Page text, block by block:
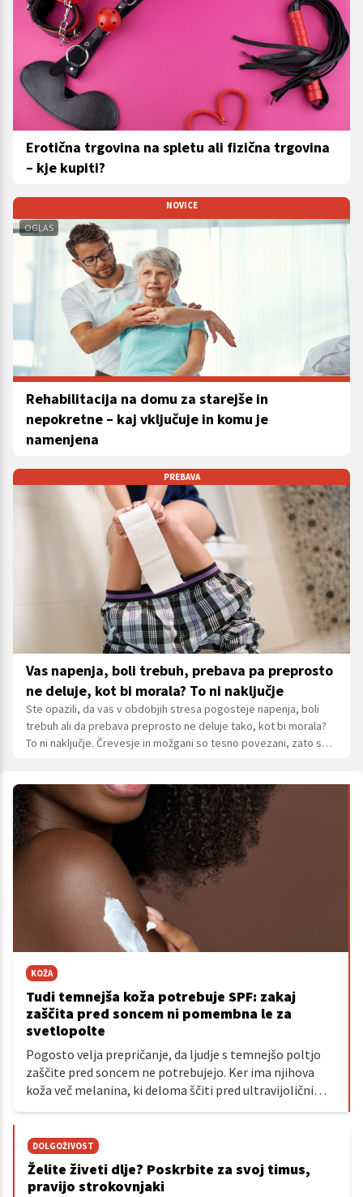
Erotična trgovina na spletu ali fizična trgovina
– kje kupiti?
NOVICE
OGLAS
Rehabilitacija na domu za starejše in
nepokretne – kaj vključuje in komu je
namenjena
PREBAVA
Vas napenja, boli trebuh, prebava pa preprosto
ne deluje, kot bi morala? To ni naključje
Ste opazili, da vas v obdobjih stresa pogosteje napenja, boli
trebuh ali da prebava preprosto ne deluje tako, kot bi morala?
To ni naključje. Črevesje in možgani so tesno povezani, zato se
KOŽA
Tudi temnejša koža potrebuje SPF: zakaj
zaščita pred soncem ni pomembna le za
svetlopolte
Pogosto velja prepričanje, da ljudje s temnejšo poltjo
zaščite pred soncem ne potrebujejo. Ker ima njihova
koža več melanina, ki deloma ščiti pred ultravijoličnimi
(UV) žarki, se res redkeje opečejo. Vendar to ne pomeni,
DOLGOŽIVOST
Želite živeti dlje? Poskrbite za svoj timus,
pravijo strokovnjaki